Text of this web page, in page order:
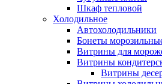
Шкаф тепловой
Холодильное
Автохолодильники
Бонеты
Витрины для
Витрины
Витрины